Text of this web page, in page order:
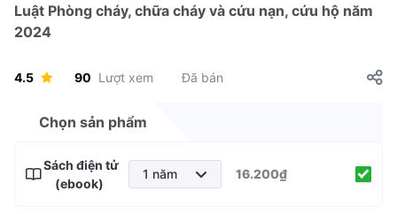
Luật Phòng cháy, chữa cháy và cứu nạn, cứu hộ năm
2024
4.5 90 Lượt xem Đã bán
Chọn sản phẩm
Sách điện tử
(ebook)
1 năm 16.200₫